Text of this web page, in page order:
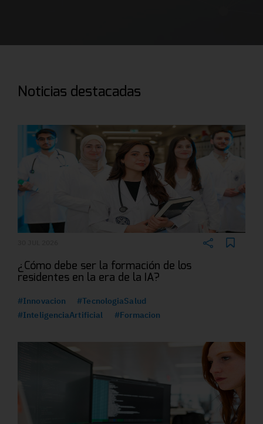
Noticias destacadas
¿Cómo debe ser la formación de los
residentes en la era de la IA?
#Innovacion
#TecnologiaSalud
#InteligenciaArtificial
#Formacion